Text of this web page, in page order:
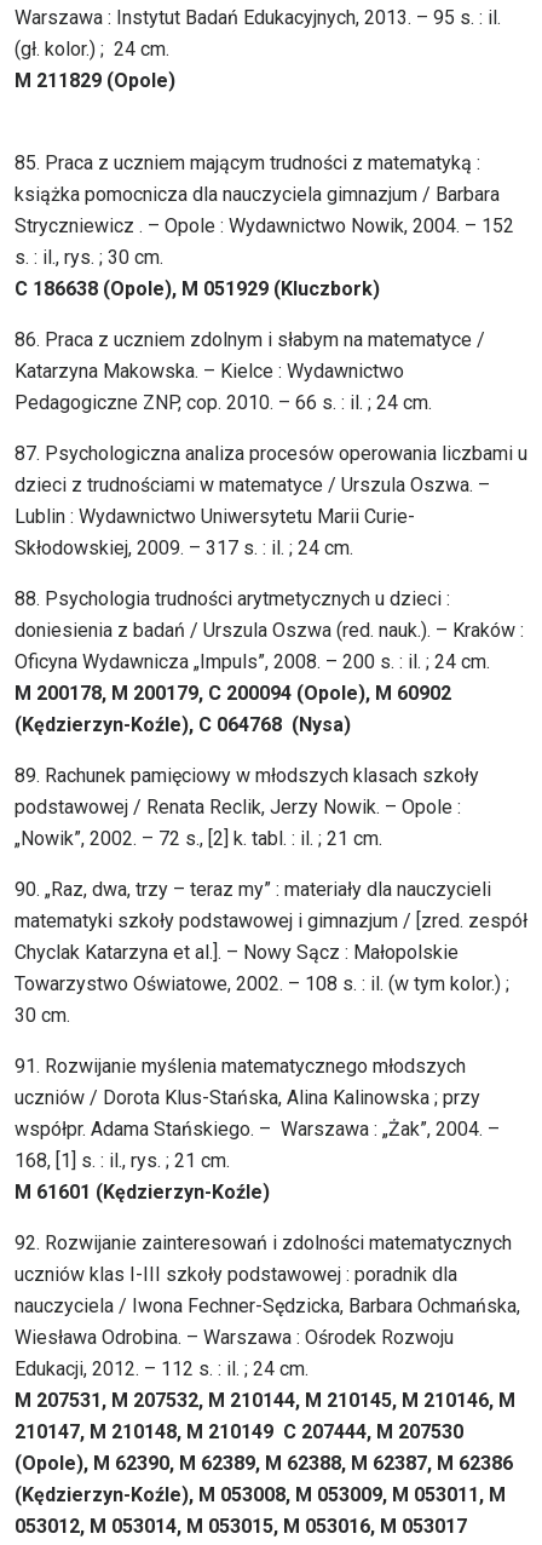
Warszawa : Instytut Badań Edukacyjnych, 2013. – 95 s. : il.
(gł. kolor.) ; 24 cm.
M 211829 (Opole)
85. Praca z uczniem mającym trudności z matematyką :
książka pomocnicza dla nauczyciela gimnazjum / Barbara
Stryczniewicz . – Opole : Wydawnictwo Nowik, 2004. – 152
s. : il., rys. ; 30 cm.
C 186638 (Opole), M 051929 (Kluczbork)
86. Praca z uczniem zdolnym i słabym na matematyce /
Katarzyna Makowska. – Kielce : Wydawnictwo
Pedagogiczne ZNP, cop. 2010. – 66 s. : il. ; 24 cm.
87. Psychologiczna analiza procesów operowania liczbami u
dzieci z trudnościami w matematyce / Urszula Oszwa. –
Lublin : Wydawnictwo Uniwersytetu Marii Curie-
Skłodowskiej, 2009. – 317 s. : il. ; 24 cm.
88. Psychologia trudności arytmetycznych u dzieci :
doniesienia z badań / Urszula Oszwa (red. nauk.). – Kraków :
Oficyna Wydawnicza „Impuls”, 2008. – 200 s. : il. ; 24 cm.
M 200178, M 200179, C 200094 (Opole), M 60902
(Kędzierzyn-Koźle), C 064768 (Nysa)
89. Rachunek pamięciowy w młodszych klasach szkoły
podstawowej / Renata Reclik, Jerzy Nowik. – Opole :
„Nowik”, 2002. – 72 s., [2] k. tabl. : il. ; 21 cm.
90. „Raz, dwa, trzy – teraz my” : materiały dla nauczycieli
matematyki szkoły podstawowej i gimnazjum / [zred. zespół
Chyclak Katarzyna et al.]. – Nowy Sącz : Małopolskie
Towarzystwo Oświatowe, 2002. – 108 s. : il. (w tym kolor.) ;
30 cm.
91. Rozwijanie myślenia matematycznego młodszych
uczniów / Dorota Klus-Stańska, Alina Kalinowska ; przy
współpr. Adama Stańskiego. – Warszawa : „Żak”, 2004. –
168, [1] s. : il., rys. ; 21 cm.
M 61601 (Kędzierzyn-Koźle)
92. Rozwijanie zainteresowań i zdolności matematycznych
uczniów klas I-III szkoły podstawowej : poradnik dla
nauczyciela / Iwona Fechner-Sędzicka, Barbara Ochmańska,
Wiesława Odrobina. – Warszawa : Ośrodek Rozwoju
Edukacji, 2012. – 112 s. : il. ; 24 cm.
M 207531, M 207532, M 210144, M 210145, M 210146, M
210147, M 210148, M 210149 C 207444, M 207530
(Opole), M 62390, M 62389, M 62388, M 62387, M 62386
(Kędzierzyn-Koźle), M 053008, M 053009, M 053011, M
053012, M 053014, M 053015, M 053016, M 053017